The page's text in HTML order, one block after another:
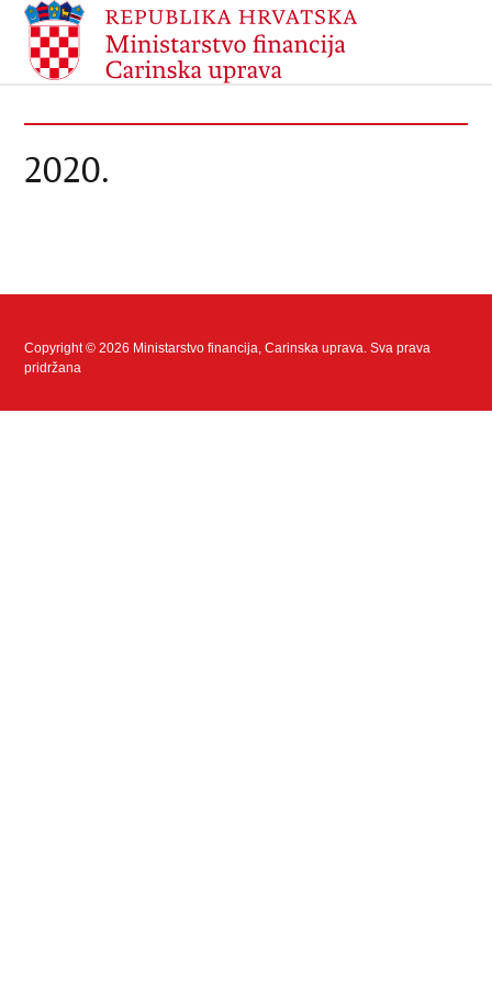
2020.
Copyright © 2026 Ministarstvo financija, Carinska uprava. Sva prava
pridržana